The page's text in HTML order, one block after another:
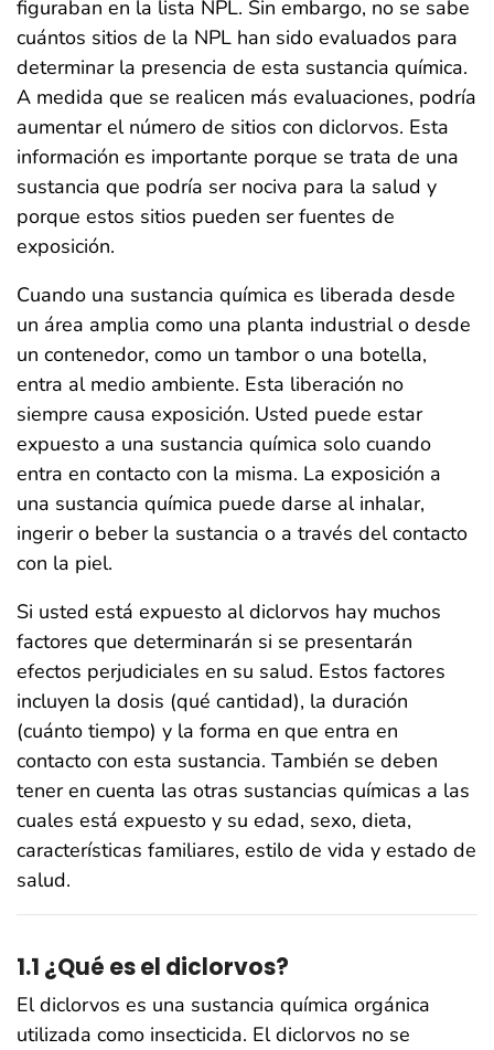
figuraban en la lista NPL. Sin embargo, no se sabe
cuántos sitios de la NPL han sido evaluados para
determinar la presencia de esta sustancia química.
A medida que se realicen más evaluaciones, podría
aumentar el número de sitios con diclorvos. Esta
información es importante porque se trata de una
sustancia que podría ser nociva para la salud y
porque estos sitios pueden ser fuentes de
exposición.
Cuando una sustancia química es liberada desde
un área amplia como una planta industrial o desde
un contenedor, como un tambor o una botella,
entra al medio ambiente. Esta liberación no
siempre causa exposición. Usted puede estar
expuesto a una sustancia química solo cuando
entra en contacto con la misma. La exposición a
una sustancia química puede darse al inhalar,
ingerir o beber la sustancia o a través del contacto
con la piel.
Si usted está expuesto al diclorvos hay muchos
factores que determinarán si se presentarán
efectos perjudiciales en su salud. Estos factores
incluyen la dosis (qué cantidad), la duración
(cuánto tiempo) y la forma en que entra en
contacto con esta sustancia. También se deben
tener en cuenta las otras sustancias químicas a las
cuales está expuesto y su edad, sexo, dieta,
características familiares, estilo de vida y estado de
salud.
1.1 ¿Qué es el diclorvos?
El diclorvos es una sustancia química orgánica
utilizada como insecticida. El diclorvos no se